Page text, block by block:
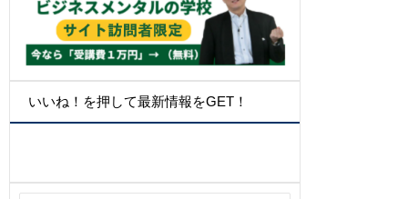
いいね！を押して最新情報をGET！